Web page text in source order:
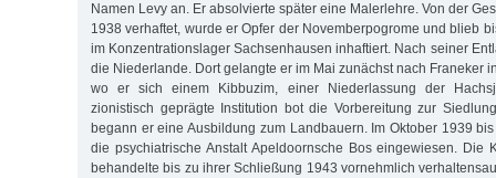
Namen Levy an. Er absolvierte später eine Malerlehre. Von der
1938 verhaftet, wurde er Opfer der Novemberpogrome und blieb
im Konzentrationslager Sachsenhausen inhaftiert. Nach seiner
die Niederlande. Dort gelangte er im Mai zunächst nach Franeker
wo er sich einem Kibbuzim, einer Niederlassung der
zionistisch geprägte Institution bot die Vorbereitung zur
begann er eine Ausbildung zum Landbauern. Im Oktober 1939
die psychiatrische Anstalt Apeldoornsche Bos eingewiesen. Die
behandelte bis zu ihrer Schließung 1943 vornehmlich